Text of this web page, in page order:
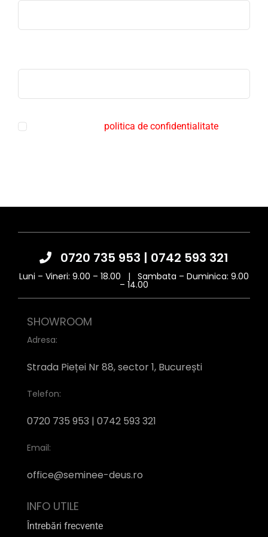
politica de confidentialitate
0720 735 953 | 0742 593 321
Luni – Vineri: 9.00 – 18.00 | Sambata – Duminica: 9.00
– 14.00
SHOWROOM
Adresa:
Strada Pieței Nr 88, sector 1, București
Telefon:
0720 735 953 | 0742 593 321
Email:
office@seminee-deus.ro
INFO UTILE
Întrebări frecvente